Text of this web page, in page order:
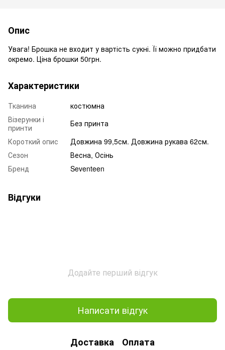
Опис
Увага! Брошка не входит у вартість сукні. Її можно придбати
окремо. Ціна брошки 50грн.
Характеристики
Тканина
костюмна
Візерунки і
принти
Без принта
Короткий опис
Довжина 99,5см. Довжина рукава 62см.
Сезон
Весна, Осінь
Бренд
Seventeen
Відгуки
Додайте перший відгук
Написати відгук
Доставка Оплата